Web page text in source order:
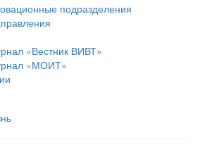
подразделения
«Вестник ВИВТ»
«МОИТ»